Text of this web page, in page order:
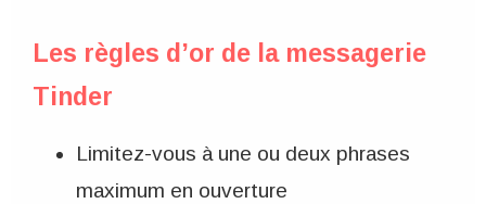
Les règles d’or de la messagerie
Tinder
Limitez-vous à une ou deux phrases
maximum en ouverture